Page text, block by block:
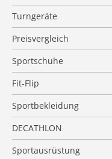
Turngeräte
Preisvergleich
Sportschuhe
Fit-Flip
Sportbekleidung
DECATHLON
Sportausrüstung